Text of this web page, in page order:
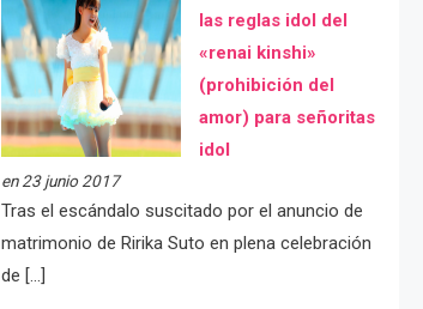
las reglas idol del
«renai kinshi»
(prohibición del
amor) para señoritas
idol
en 23 junio 2017
Tras el escándalo suscitado por el anuncio de
matrimonio de Ririka Suto en plena celebración
de […]